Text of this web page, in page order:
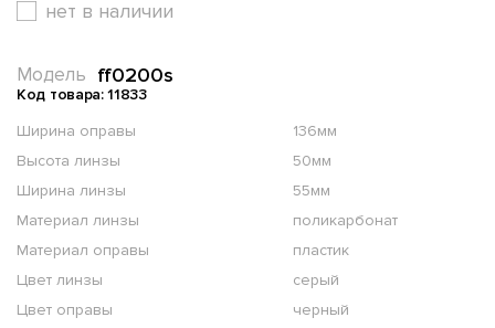
нет в наличии
ff0200s
Модель
Код товара: 11833
Ширина оправы
136мм
Высота линзы
50мм
Ширина линзы
55мм
Материал линзы
поликарбонат
Материал оправы
пластик
Цвет линзы
серый
Цвет оправы
черный